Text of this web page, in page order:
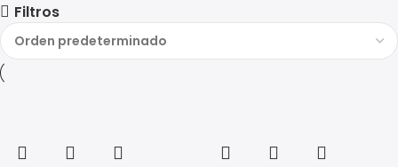
Filtros